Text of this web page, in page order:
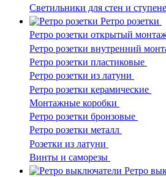
Светильники для стен и
Ретро розетки
Ретро розетки открытый
Ретро розетки внутренний
Ретро розетки пластиковые
Ретро розетки из латуни
Ретро розетки керамические
Монтажные коробки
Ретро розетки бронзовые
Ретро розетки металл
Розетки из латуни
Винты и саморезы
Ретро